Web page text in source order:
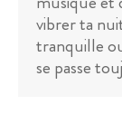
vibrer ta
tranquille
se passe